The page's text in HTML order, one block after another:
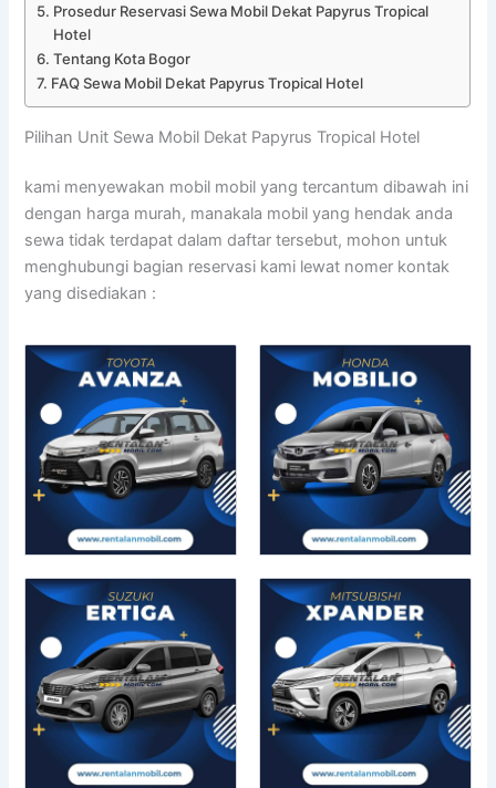
Prosedur Reservasi Sewa Mobil Dekat Papyrus Tropical
Hotel
Tentang Kota Bogor
FAQ Sewa Mobil Dekat Papyrus Tropical Hotel
Pilihan Unit Sewa Mobil Dekat Papyrus Tropical Hotel
kami menyewakan mobil mobil yang tercantum dibawah ini
dengan harga murah, manakala mobil yang hendak anda
sewa tidak terdapat dalam daftar tersebut, mohon untuk
menghubungi bagian reservasi kami lewat nomer kontak
yang disediakan :